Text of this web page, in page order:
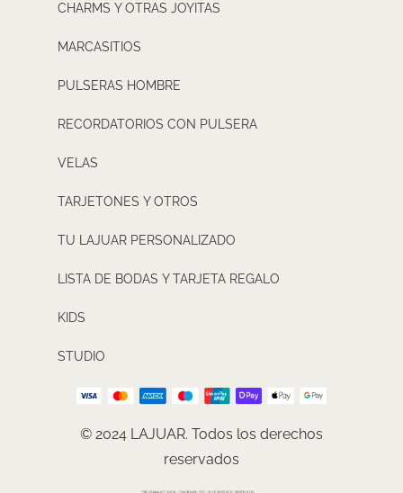
CHARMS Y OTRAS JOYITAS
MARCASITIOS
PULSERAS HOMBRE
RECORDATORIOS CON PULSERA
VELAS
TARJETONES Y OTROS
TU LAJUAR PERSONALIZADO
LISTA DE BODAS Y TARJETA REGALO
KIDS
STUDIO
© 2024 LAJUAR. Todos los derechos
reservados